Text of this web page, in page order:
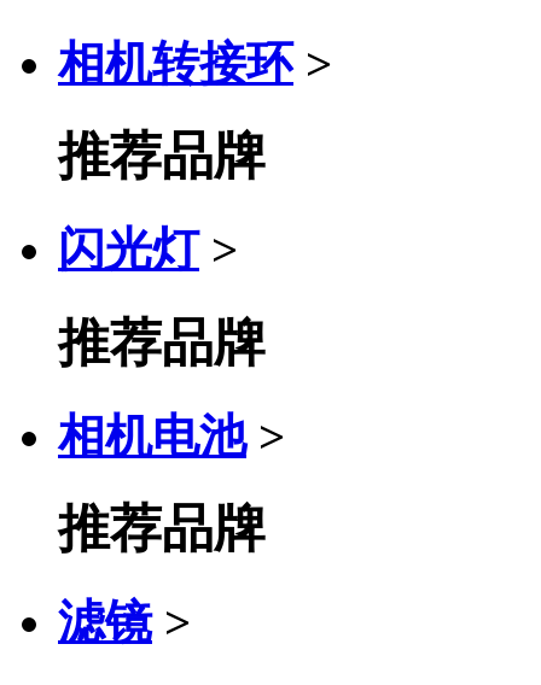
相机转接环 >
推荐品牌
闪光灯 >
推荐品牌
相机电池 >
推荐品牌
滤镜 >